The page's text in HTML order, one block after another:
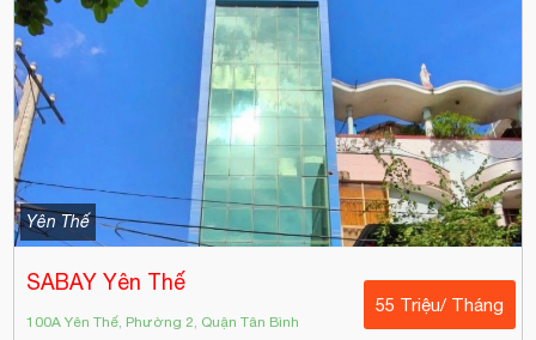
Yên Thế
SABAY Yên Thế
100A Yên Thế, Phường 2, Quận Tân Bình
55 Triệu/ Tháng